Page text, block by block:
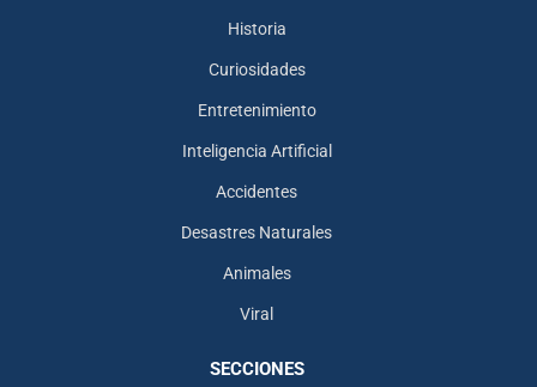
Historia
Curiosidades
Entretenimiento
Inteligencia Artificial
Accidentes
Desastres Naturales
Animales
Viral
SECCIONES